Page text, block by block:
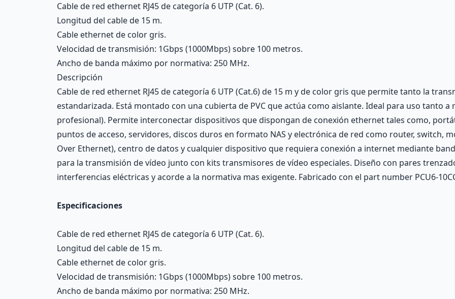
Cable de red ethernet RJ45 de categoría 6 UTP (Cat. 6).
Longitud del cable de 15 m.
Cable ethernet de color gris.
Velocidad de transmisión: 1Gbps (1000Mbps) sobre 100 metros.
Ancho de banda máximo por normativa: 250 MHz.
Descripción
Cable de red ethernet RJ45 de categoría 6 UTP (Cat.6) de 15 m y de color gris que permite tanto la
estandarizada. Está montado con una cubierta de PVC que actúa como aislante. Ideal para uso tanto
profesional). Permite interconectar dispositivos que dispongan de conexión ethernet tales como,
puntos de acceso, servidores, discos duros en formato NAS y electrónica de red como router, switch,
Over Ethernet), centro de datos y cualquier dispositivo que requiera conexión a internet mediante
para la transmisión de vídeo junto con kits transmisores de vídeo especiales. Diseño con pares
interferencias eléctricas y acorde a la normativa mas exigente. Fabricado con el part number PCU6-
Especificaciones
Cable de red ethernet RJ45 de categoría 6 UTP (Cat. 6).
Longitud del cable de 15 m.
Cable ethernet de color gris.
Velocidad de transmisión: 1Gbps (1000Mbps) sobre 100 metros.
Ancho de banda máximo por normativa: 250 MHz.